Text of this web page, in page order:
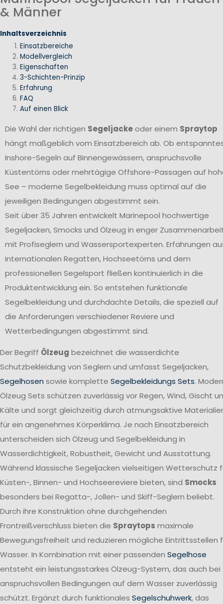
& Männer
Inhaltsverzeichnis
Einsatzbereiche
Modellvergleich
Eigenschaften
3-Schichten-Prinzip
Erfahrung
FAQ
Auf einen Blick
Die Wahl der richtigen Segeljackeoder einem Spraytop
hängt maßgeblich vom Einsatzbereich ab. Ob
Inshore-Segeln auf Binnengewässern, anspruchsvolle
Küstentörns oder mehrtägige Offshore-Passagen auf
See – moderne Segelbekleidung muss optimal auf die
jeweiligen Bedingungen abgestimmt sein.
Seit über 35 Jahren entwickelt Marinepool hochwertige
Segeljacken, Smocks und Ölzeug in enger
mit Profiseglern und Wassersportexperten. Erfahrungen
internationalen Regatten, Hochseetörns und dem
professionellen Segelsport fließen kontinuierlich in die
Produktentwicklung ein. So entstehen funktionale
Segelbekleidung und durchdachte Details, die speziell auf
die Anforderungen verschiedener Reviere und
Wetterbedingungen abgestimmt sind.
Der Begriff Ölzeug bezeichnet die wasserdichte
Schutzbekleidung von Seglern und umfasst Segeljacken,
Segelhosen sowie komplette Segelbekleidungs Sets.
Ölzeug Sets schützen zuverlässig vor Regen, Wind, Gischt
Kälte und sorgt gleichzeitig durch atmungsaktive
für ein angenehmes Körperklima. Je nach Einsatzbereich
unterscheiden sich Ölzeug und Segelbekleidung in
Wasserdichtigkeit, Robustheit, Gewicht und Ausstattung.
Während klassische Segeljacken vielseitigen Wetterschutz
Küsten-, Binnen- und Hochseereviere bieten, sind Smocks
besonders bei Regatta-, Jollen- und Skiff-Seglern beliebt.
Durch ihre Konstruktion ohne durchgehenden
Frontreißverschluss bieten die Spraytops maximale
Bewegungsfreiheit und reduzieren mögliche Eintrittsstellen
Wasser. In Kombination mit einer passenden Segelhose
entsteht ein leistungsstarkes Ölzeug-System, das auch bei
anspruchsvollen Bedingungen auf dem Wasser zuverlässig
schützt. Ergänzt durch funktionales Segelschuhwerk, das